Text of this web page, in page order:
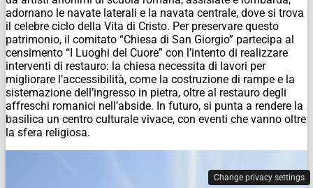
adornano le navate laterali e la navata centrale, dove si trova
il celebre ciclo della Vita di Cristo. Per preservare questo
patrimonio, il comitato “Chiesa di San Giorgio” partecipa al
censimento “I Luoghi del Cuore” con l’intento di realizzare
interventi di restauro: la chiesa necessita di lavori per
migliorare l’accessibilità, come la costruzione di rampe e la
sistemazione dell’ingresso in pietra, oltre al restauro degli
affreschi romanici nell’abside. In futuro, si punta a rendere la
basilica un centro culturale vivace, con eventi che vanno oltre
la sfera religiosa.
Change privacy settings